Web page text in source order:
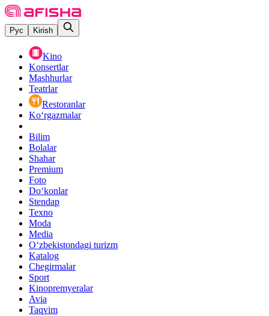
Рус Kirish
Kino
Konsertlar
Mashhurlar
Teatrlar
Restoranlar
Ko‘rgazmalar
Bilim
Bolalar
Shahar
Premium
Foto
Do‘konlar
Stendap
Texno
Moda
Media
O‘zbekistondagi turizm
Katalog
Chegirmalar
Sport
Kinopremyeralar
Avia
Taqvim